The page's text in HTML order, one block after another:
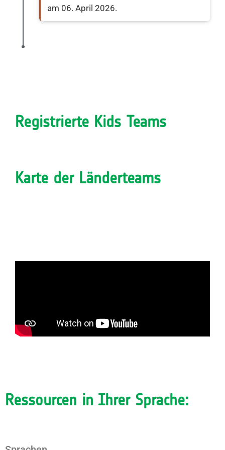
am 06. April 2026.
Registrierte Kids Teams
Karte der Länderteams
Ressourcen in Ihrer Sprache: